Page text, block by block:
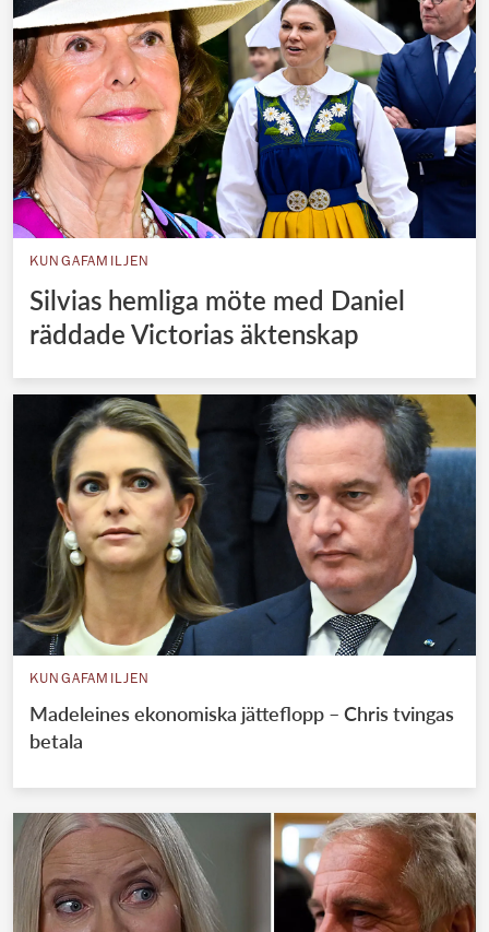
KUNGAFAMILJEN
Silvias hemliga möte med Daniel
räddade Victorias äktenskap
KUNGAFAMILJEN
Madeleines ekonomiska jätteflopp – Chris tvingas
betala